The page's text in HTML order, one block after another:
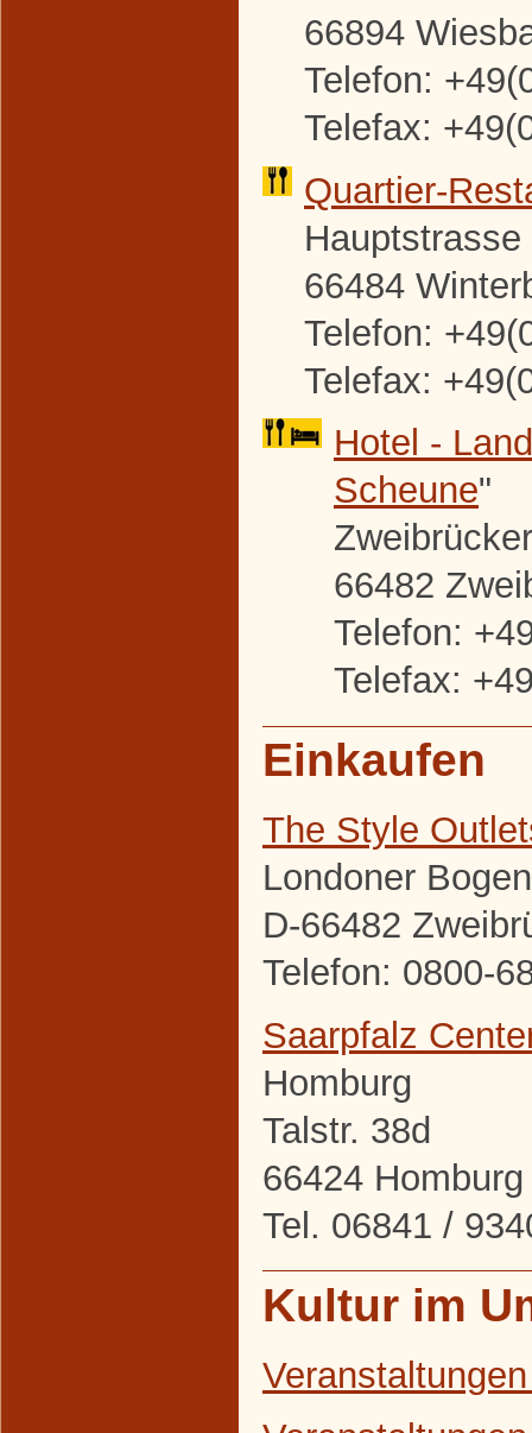
66894
Telefon:
Telefax:
Quartier-
Hauptstrasse
66484
Telefon:
Telefax:
Hotel -
Scheune"
66482
Telefon:
Telefax:
Einkaufen
The Style
Londoner
D-66482
Telefon: 0800-
Saarpfalz
Homburg
Talstr. 38d
66424 Homburg
Tel. 06841 /
Kultur im